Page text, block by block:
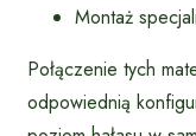
Montaż
Połączenie tych
odpowiednią